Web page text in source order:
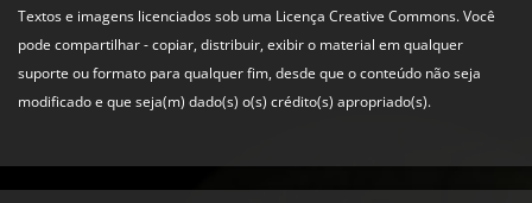
Textos e imagens licenciados sob uma Licença Creative Commons. Você
pode compartilhar - copiar, distribuir, exibir o material em qualquer
suporte ou formato para qualquer fim, desde que o conteúdo não seja
modificado e que seja(m) dado(s) o(s) crédito(s) apropriado(s).